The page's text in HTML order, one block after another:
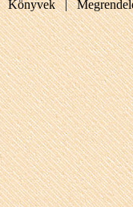
Könyvek |